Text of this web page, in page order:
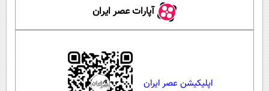
آپارات عصر ایران
اپلیکیشن عصر ایران